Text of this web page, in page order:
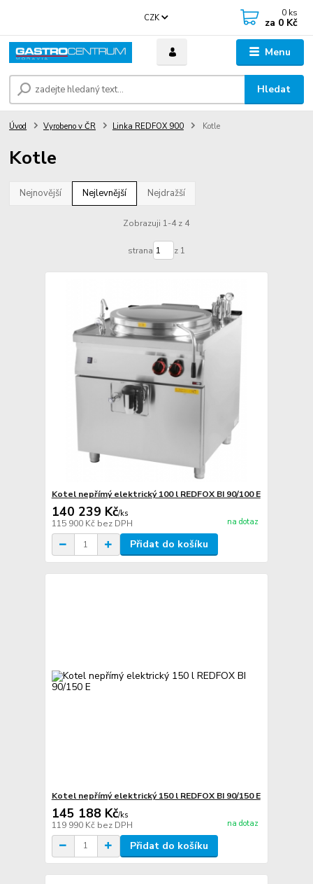
Menu
CZK
Hledat
0 ks
za 0 Kč
Úvod Vyrobeno v ČR Linka REDFOX 900 Kotle
Kotle
Nejnovější Nejlevnější Nejdražší
Zobrazuji 1-4 z 4
strana z 1
Kotel nepřímý elektrický 100 l REDFOX BI 90/100 E
140 239 Kč/ks
115 900 Kč bez DPH na dotaz
Přidat do košíku
Kotel nepřímý elektrický 150 l REDFOX BI 90/150 E
145 188 Kč/ks
119 990 Kč bez DPH na dotaz
Přidat do košíku